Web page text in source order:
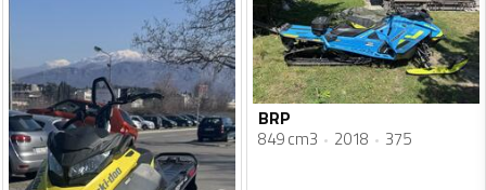
BRP
849 cm3 2018 375